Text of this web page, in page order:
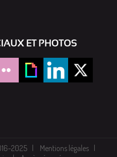
ET PHOTOS
2025
Mentions légales